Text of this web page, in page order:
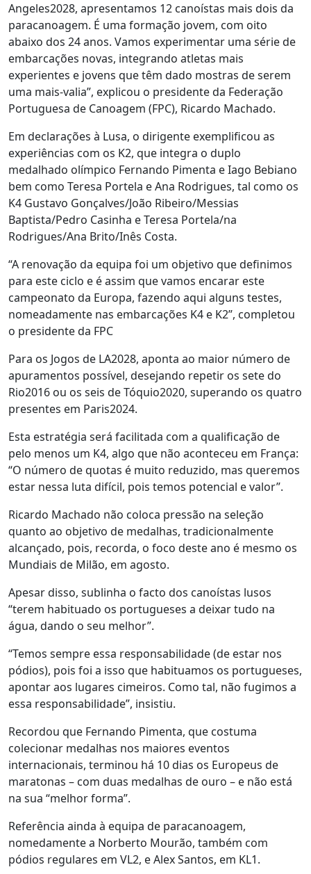
Angeles2028, apresentamos 12 canoístas mais dois da
paracanoagem. É uma formação jovem, com oito
abaixo dos 24 anos. Vamos experimentar uma série de
embarcações novas, integrando atletas mais
experientes e jovens que têm dado mostras de serem
uma mais-valia”, explicou o presidente da Federação
Portuguesa de Canoagem (FPC), Ricardo Machado.
Em declarações à Lusa, o dirigente exemplificou as
experiências com os K2, que integra o duplo
medalhado olímpico Fernando Pimenta e Iago Bebiano
bem como Teresa Portela e Ana Rodrigues, tal como os
K4 Gustavo Gonçalves/João Ribeiro/Messias
Baptista/Pedro Casinha e Teresa Portela/na
Rodrigues/Ana Brito/Inês Costa.
“A renovação da equipa foi um objetivo que definimos
para este ciclo e é assim que vamos encarar este
campeonato da Europa, fazendo aqui alguns testes,
nomeadamente nas embarcações K4 e K2”, completou
o presidente da FPC
Para os Jogos de LA2028, aponta ao maior número de
apuramentos possível, desejando repetir os sete do
Rio2016 ou os seis de Tóquio2020, superando os quatro
presentes em Paris2024.
Esta estratégia será facilitada com a qualificação de
pelo menos um K4, algo que não aconteceu em França:
“O número de quotas é muito reduzido, mas queremos
estar nessa luta difícil, pois temos potencial e valor”.
Ricardo Machado não coloca pressão na seleção
quanto ao objetivo de medalhas, tradicionalmente
alcançado, pois, recorda, o foco deste ano é mesmo os
Mundiais de Milão, em agosto.
Apesar disso, sublinha o facto dos canoístas lusos
“terem habituado os portugueses a deixar tudo na
água, dando o seu melhor”.
“Temos sempre essa responsabilidade (de estar nos
pódios), pois foi a isso que habituamos os portugueses,
apontar aos lugares cimeiros. Como tal, não fugimos a
essa responsabilidade”, insistiu.
Recordou que Fernando Pimenta, que costuma
colecionar medalhas nos maiores eventos
internacionais, terminou há 10 dias os Europeus de
maratonas – com duas medalhas de ouro – e não está
na sua “melhor forma”.
Referência ainda à equipa de paracanoagem,
nomedamente a Norberto Mourão, também com
pódios regulares em VL2, e Alex Santos, em KL1.